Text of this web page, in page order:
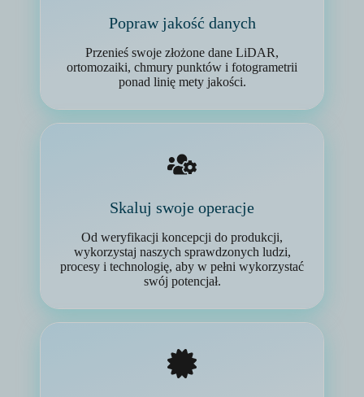
Popraw jakość danych
Przenieś swoje złożone dane LiDAR,
ortomozaiki, chmury punktów i fotogrametrii
ponad linię mety jakości.
Skaluj swoje operacje
Od weryfikacji koncepcji do produkcji,
wykorzystaj naszych sprawdzonych ludzi,
procesy i technologię, aby w pełni wykorzystać
swój potencjał.